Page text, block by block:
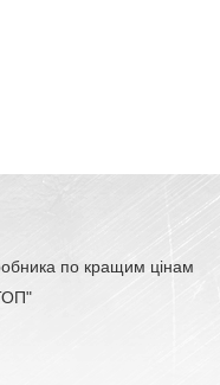
по кращим цінам